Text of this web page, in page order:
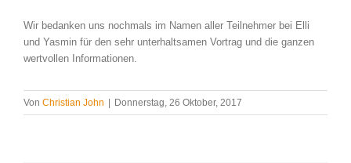
Wir bedanken uns nochmals im Namen aller Teilnehmer bei Elli
und Yasmin für den sehr unterhaltsamen Vortrag und die ganzen
wertvollen Informationen.
Von Christian John | Donnerstag, 26 Oktober, 2017